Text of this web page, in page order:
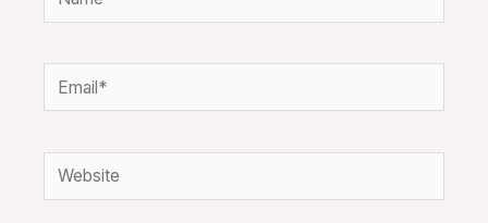
Email*
Website